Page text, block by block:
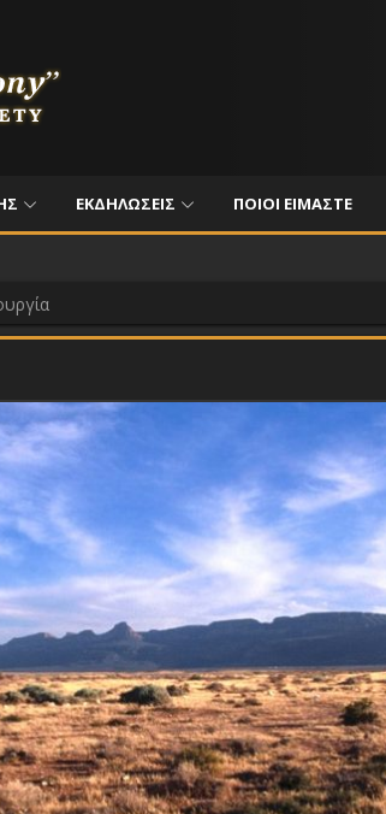
ΕΚΔΗΛΩΣΕΙΣ ΠΟΙΟΙ ΕΙΜΑΣΤΕ